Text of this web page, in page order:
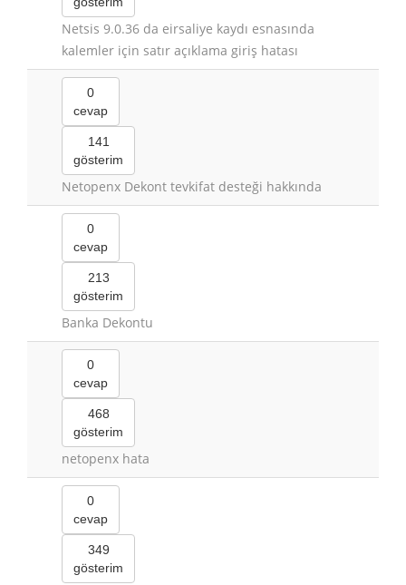
Netsis 9.0.36 da eirsaliye kaydı esnasında
kalemler için satır açıklama giriş hatası
0
cevap
141
gösterim
Netopenx Dekont tevkifat desteği hakkında
0
cevap
213
gösterim
Banka Dekontu
0
cevap
468
gösterim
netopenx hata
0
cevap
349
gösterim